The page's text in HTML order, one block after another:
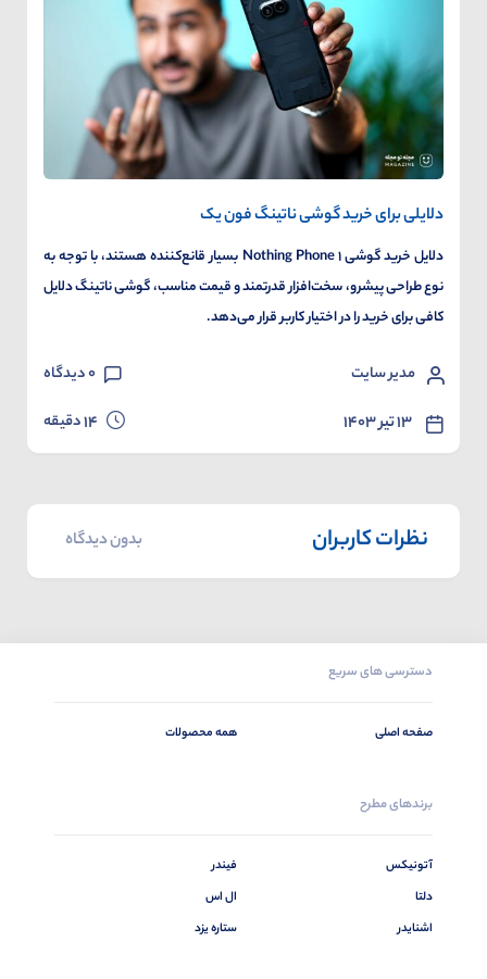
دلایلی برای خرید گوشی ناتینگ فون یک
دلایل خرید گوشی ۱ Nothing Phone بسیار قانع‌کننده‌ هستند، با توجه به
نوع طراحی پیشرو، سخت‌افزار قدرتمند و قیمت مناسب، گوشی ناتینگ دلایل
کافی برای خرید را در اختیار کاربر قرار می‌دهد.
مدیر سایت 0دیدگاه
۱۳ تیر ۱۴۰۳ 14دقیقه
نظرات کاربران بدون دیدگاه
دسترسی های سریع
صفحه اصلی همه محصولات
برندهای مطرح
آتونیکس
دلتا
اشنایدر
فیندر
ال اس
ستاره یزد